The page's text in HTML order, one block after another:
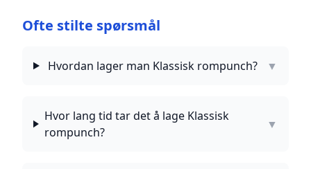
Ofte stilte spørsmål
Hvordan lager man Klassisk rompunch? ▼
Hvor lang tid tar det å lage Klassisk
rompunch?
▼